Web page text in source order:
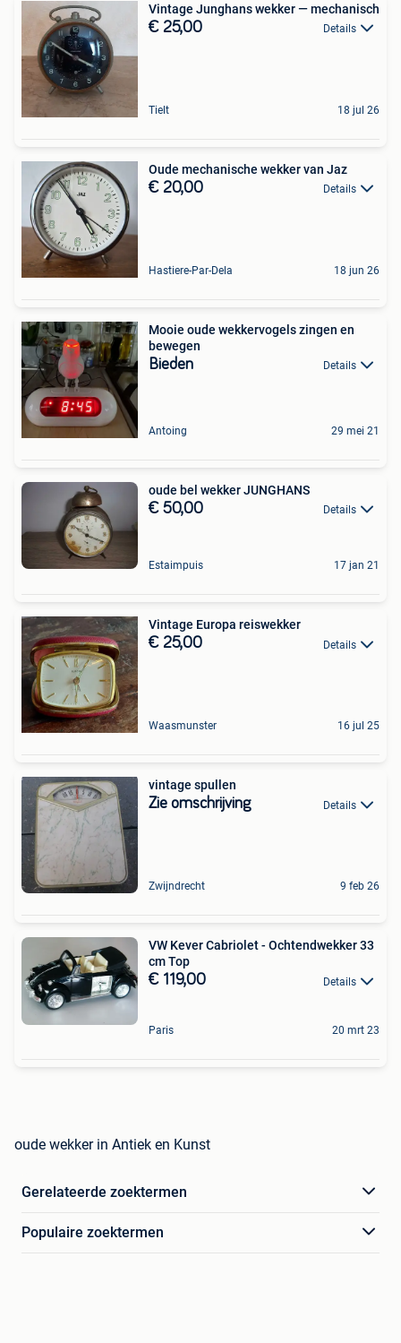
Vintage Junghans wekker — mechanisch
€ 25,00 Details
Tielt 18 jul 26
Oude mechanische wekker van Jaz
€ 20,00 Details
Hastiere-Par-Dela 18 jun 26
Mooie oude wekkervogels zingen en
bewegen
Bieden Details
Antoing 29 mei 21
oude bel wekker JUNGHANS
€ 50,00 Details
Estaimpuis 17 jan 21
Vintage Europa reiswekker
€ 25,00 Details
Waasmunster 16 jul 25
vintage spullen
Zie omschrijving Details
Zwijndrecht 9 feb 26
VW Kever Cabriolet - Ochtendwekker 33
cm Top
€ 119,00 Details
Paris 20 mrt 23
oude wekker in Antiek en Kunst
Gerelateerde zoektermen
Populaire zoektermen